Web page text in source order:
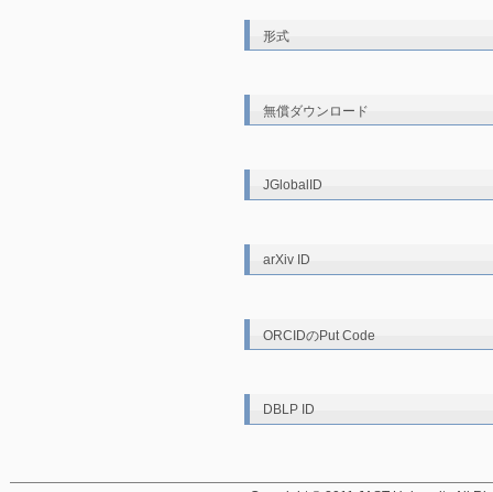
形式
無償ダウンロード
JGlobalID
arXiv ID
ORCIDのPut Code
DBLP ID